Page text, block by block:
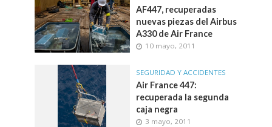
AF447, recuperadas
nuevas piezas del Airbus
A330 de Air France
10 mayo, 2011
SEGURIDAD Y ACCIDENTES
Air France 447:
recuperada la segunda
caja negra
3 mayo, 2011